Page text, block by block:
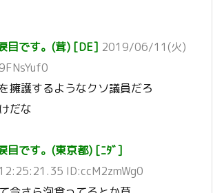
目です。(茸) [DE] 2019/06/11(火)
擁護するようなクソ議員だろ
だな
目です。(東京都) [ﾆﾀﾞ]
ID:ccM2zmWg0